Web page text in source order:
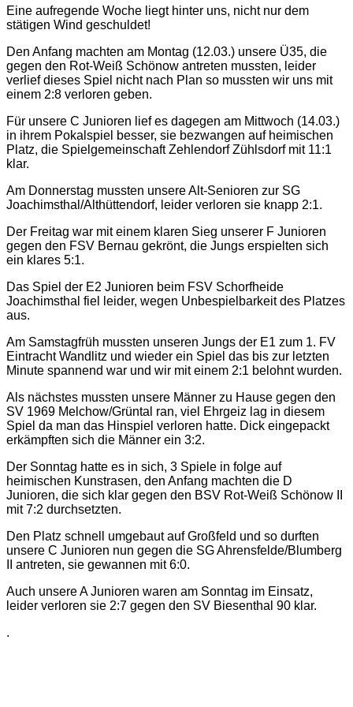
Eine aufregende Woche liegt hinter uns, nicht nur dem
stätigen Wind geschuldet!
Den Anfang machten am Montag (12.03.) unsere Ü35, die
gegen den Rot-Weiß Schönow antreten mussten, leider
verlief dieses Spiel nicht nach Plan so mussten wir uns mit
einem 2:8 verloren geben.
Für unsere C Junioren lief es dagegen am Mittwoch (14.03.)
in ihrem Pokalspiel besser, sie bezwangen auf heimischen
Platz, die Spielgemeinschaft Zehlendorf Zühlsdorf mit 11:1
klar.
Am Donnerstag mussten unsere Alt-Senioren zur SG
Joachimsthal/Althüttendorf, leider verloren sie knapp 2:1.
Der Freitag war mit einem klaren Sieg unserer F Junioren
gegen den FSV Bernau gekrönt, die Jungs erspielten sich
ein klares 5:1.
Das Spiel der E2 Junioren beim FSV Schorfheide
Joachimsthal fiel leider, wegen Unbespielbarkeit des Platzes
aus.
Am Samstagfrüh mussten unseren Jungs der E1 zum 1. FV
Eintracht Wandlitz und wieder ein Spiel das bis zur letzten
Minute spannend war und wir mit einem 2:1 belohnt wurden.
Als nächstes mussten unsere Männer zu Hause gegen den
SV 1969 Melchow/Grüntal ran, viel Ehrgeiz lag in diesem
Spiel da man das Hinspiel verloren hatte. Dick eingepackt
erkämpften sich die Männer ein 3:2.
Der Sonntag hatte es in sich, 3 Spiele in folge auf
heimischen Kunstrasen, den Anfang machten die D
Junioren, die sich klar gegen den BSV Rot-Weiß Schönow II
mit 7:2 durchsetzten.
Den Platz schnell umgebaut auf Großfeld und so durften
unsere C Junioren nun gegen die SG Ahrensfelde/Blumberg
II antreten, sie gewannen mit 6:0.
Auch unsere A Junioren waren am Sonntag im Einsatz,
leider verloren sie 2:7 gegen den SV Biesenthal 90 klar.
.